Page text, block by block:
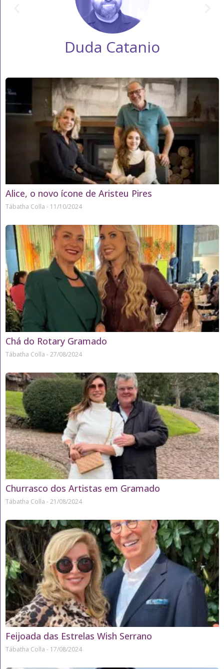
Duda Catanio
Alice, o novo ícone de Aristeu Pires
Tábatha Colla 11/10/2024
Chá do Rotary Gramado
Tábatha Colla 27/08/2024
Churrasco dos Artistas em Gramado
Tábatha Colla 21/08/2024
Feijoada das Estrelas Wish Serrano
Tábatha Colla 17/08/2024